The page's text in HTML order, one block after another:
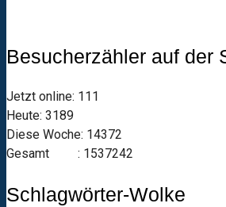
Besucherzähler auf der
Jetzt online: 111
Heute: 3189
Diese Woche: 14372
Gesamt : 1537242
Schlagwörter-Wolke